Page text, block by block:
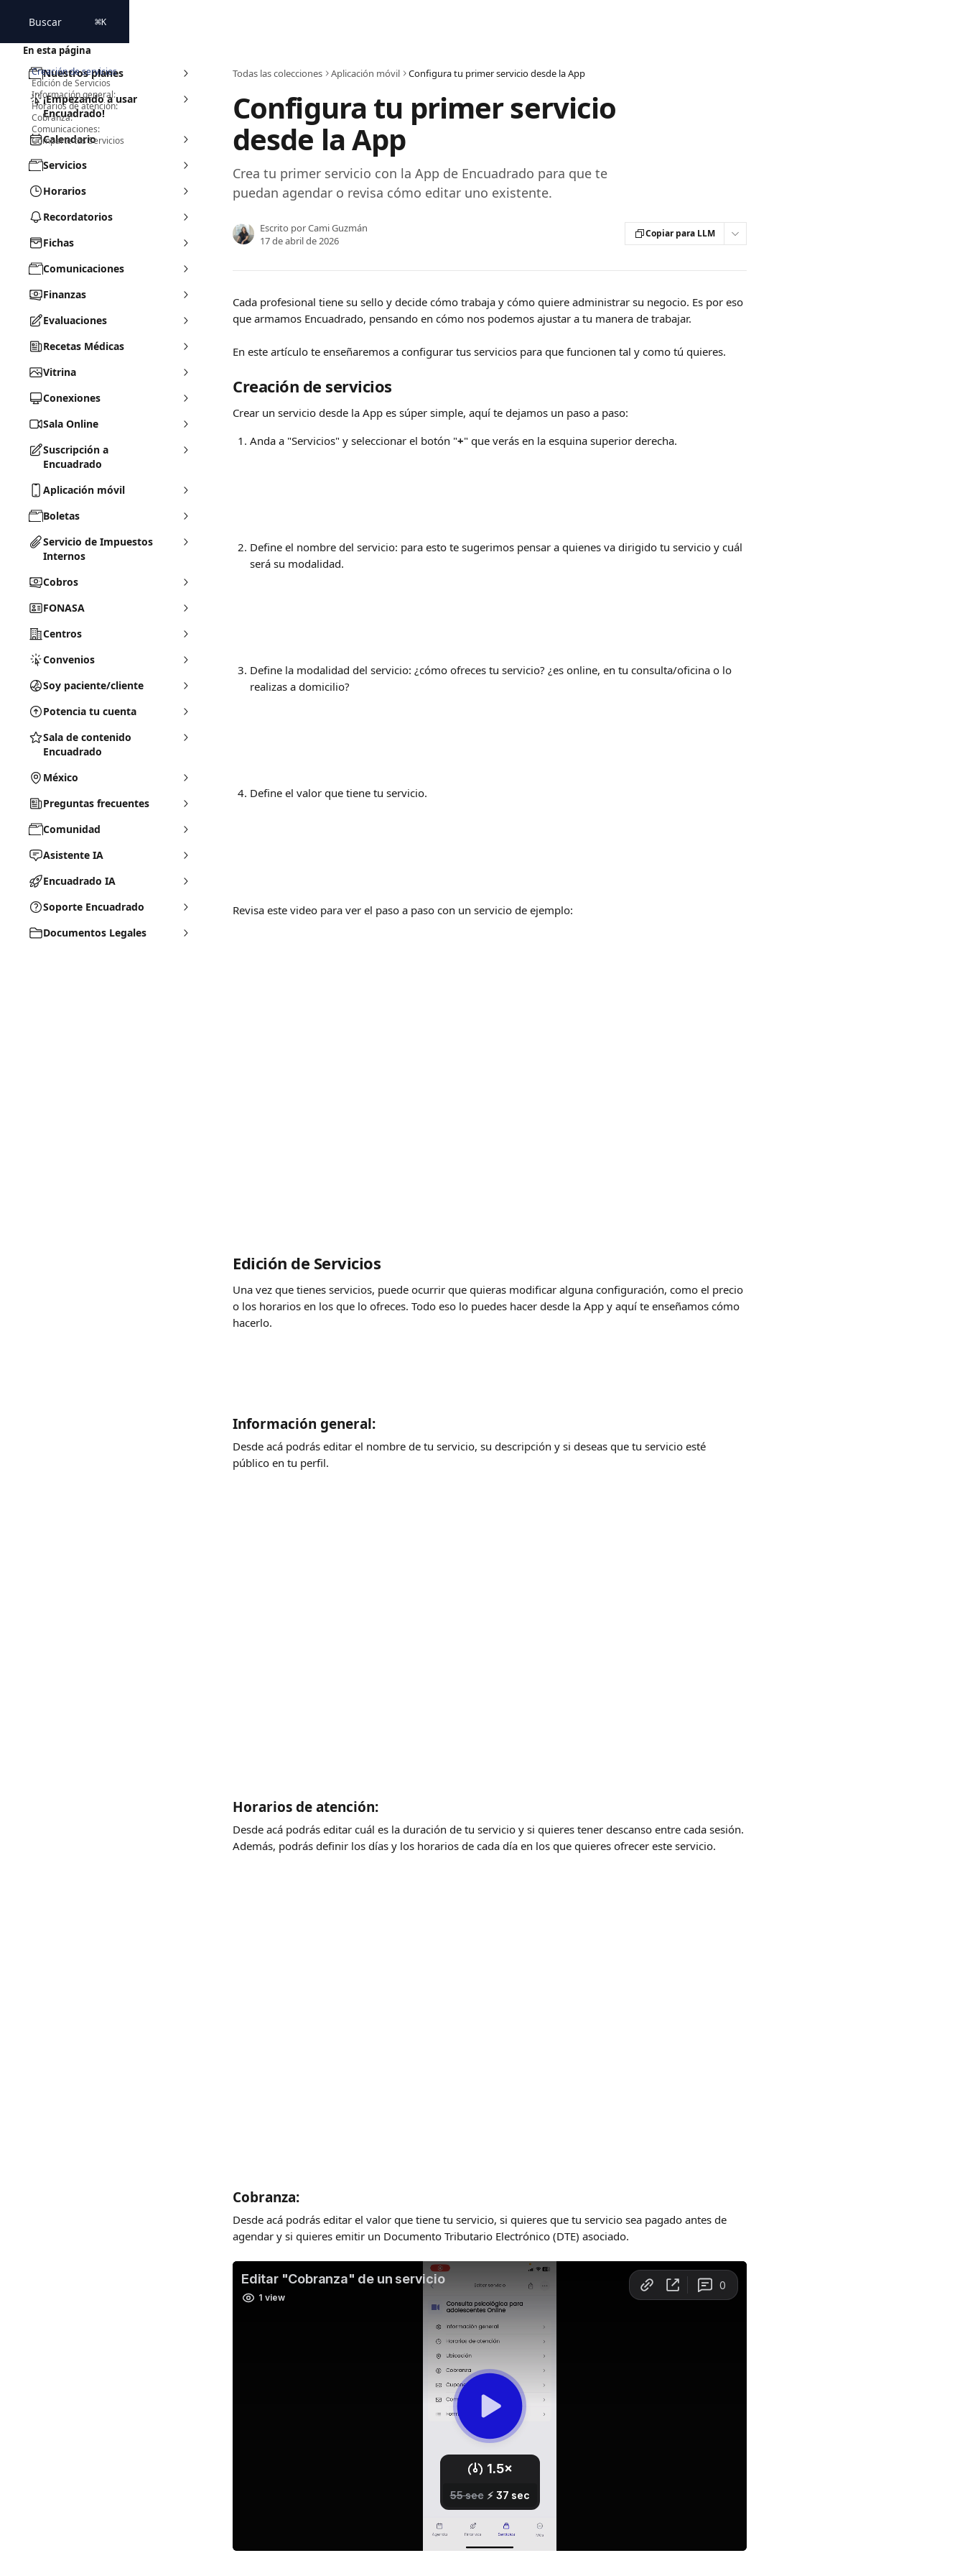
Buscar ⌘K
Nuestros planes
¡Empezando a usar
Encuadrado!
Calendario
Servicios
Horarios
Recordatorios
Fichas
Comunicaciones
Finanzas
Evaluaciones
Recetas Médicas
Vitrina
Conexiones
Sala Online
Suscripción a
Encuadrado
Aplicación móvil
Boletas
Servicio de Impuestos
Internos
Cobros
FONASA
Centros
Convenios
Soy paciente/cliente
Potencia tu cuenta
Sala de contenido
Encuadrado
México
Preguntas frecuentes
Comunidad
Asistente IA
Encuadrado IA
Soporte Encuadrado
Documentos Legales
Todas las colecciones Aplicación móvil Configura tu primer servicio desde la App
Configura tu primer servicio
desde la App
Crea tu primer servicio con la App de Encuadrado para que te
puedan agendar o revisa cómo editar uno existente.
Escrito porCami Guzmán
17 de abril de 2026
Copiar para LLM
Cada profesional tiene su sello y decide cómo trabaja y cómo quiere administrar su negocio. Es por eso
que armamos Encuadrado, pensando en cómo nos podemos ajustar a tu manera de trabajar.
En este artículo te enseñaremos a configurar tus servicios para que funcionen tal y como tú quieres.
Creación de servicios
Crear un servicio desde la App es súper simple, aquí te dejamos un paso a paso:
Anda a "Servicios" y seleccionar el botón "+" que verás en la esquina superior derecha.
Define el nombre del servicio: para esto te sugerimos pensar a quienes va dirigido tu servicio y cuál
será su modalidad.
Define la modalidad del servicio: ¿cómo ofreces tu servicio? ¿es online, en tu consulta/oficina o lo
realizas a domicilio?
Define el valor que tiene tu servicio.
Revisa este video para ver el paso a paso con un servicio de ejemplo:
Edición de Servicios
Una vez que tienes servicios, puede ocurrir que quieras modificar alguna configuración, como el precio
o los horarios en los que lo ofreces. Todo eso lo puedes hacer desde la App y aquí te enseñamos cómo
hacerlo.
Información general:
Desde acá podrás editar el nombre de tu servicio, su descripción y si deseas que tu servicio esté
público en tu perfil.
Horarios de atención:
Desde acá podrás editar cuál es la duración de tu servicio y si quieres tener descanso entre cada sesión.
Además, podrás definir los días y los horarios de cada día en los que quieres ofrecer este servicio.
Cobranza:
Desde acá podrás editar el valor que tiene tu servicio, si quieres que tu servicio sea pagado antes de
agendar y si quieres emitir un Documento Tributario Electrónico (DTE) asociado.
En esta página
Creación de servicios
Edición de Servicios
Información general:
Horarios de atención:
Cobranza:
Comunicaciones:
Comparte tus Servicios